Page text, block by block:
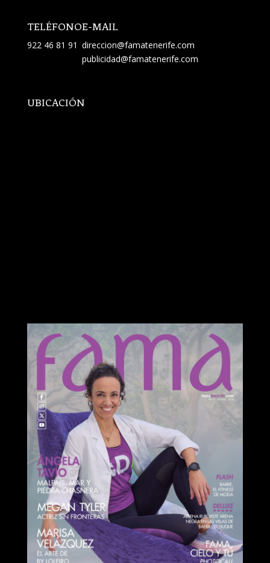
TELÉFONO
922 46 81 91
E-MAIL
direccion@famatenerife.com
publicidad@famatenerife.com
UBICACIÓN